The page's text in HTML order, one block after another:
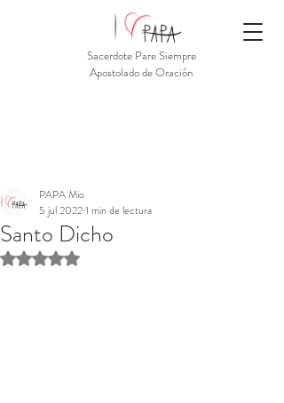
Sacerdote Pare Siempre
Apostolado de Oración
Santo Dicho
PAPA Mio
5 jul 20221 min de lectura
Obtuvo NaN de 5 estrellas.